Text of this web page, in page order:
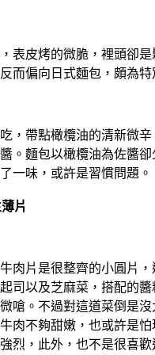
表皮烤的微脆，裡頭卻
而偏向日式麵包，頗為特
，帶點橄欖油的清新微
。麵包以橄欖油為佐醬
一味，或許是習慣問題。
片
肉片是很整齊的小圓片
司以及芝麻菜，搭配的
嗆。不過對這道菜倒是
肉不夠甜嫩，也或許是怕
烈，此外，也不是很喜